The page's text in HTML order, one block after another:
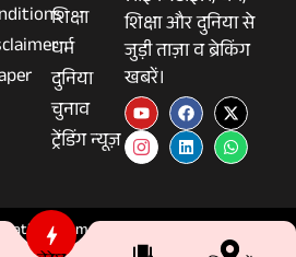
शिक्षा और दुनिया से
जुड़ी ताज़ा व ब्रेकिंग
खबरें।
शिक्षा
धर्म
दुनिया
चुनाव
ट्रेंडिंग न्यूज़
- All Rights Reserved.